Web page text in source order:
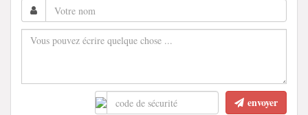
envoyer